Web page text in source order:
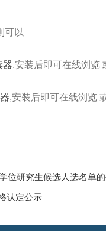
可以
器,安装后即可在线浏览
,安装后即可在线浏览
位研究生候选人选名单
认定公示